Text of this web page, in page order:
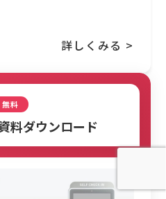
詳しくみる >
無料
料ダウンロード